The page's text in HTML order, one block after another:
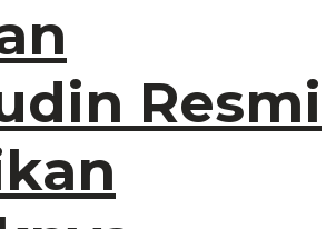
Resmi